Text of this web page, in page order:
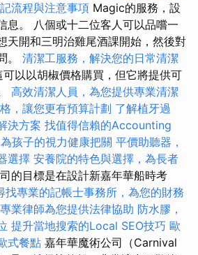
流程與注意事項 Magic的服務，設
息。 八個或十二位客人可以品嚐一
天開和三明治雞尾酒課開始，然後對
。 清潔工服務，解決您的日常清潔
可以以胡椒價格購買，但它將提供可
高效清潔人員，為您提供專業清潔
，讓您更有預算計劃 了解植牙過
決方案 找值得信賴的Accounting
孩子的視力健康把關 平價助聽器，
選擇 安養院的特色與選擇，為長者
的目標是在設計新嘉年華船時考
找專業的記帳士事務所，為您的財務
業律師為您提供法律協助 防水膠，
提升當地搜索的Local SEO技巧 歐
式餐點 嘉年華魔術公司（Carnival